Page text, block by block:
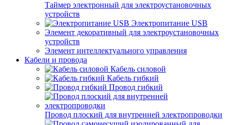
Таймер электронный для электроустановочных
устройств
Электропитание USB
Элемент декоративный для электроустановочных
устройств
Элемент интеллектуального управления
Кабели и провода
Кабель силовой
Кабель гибкий
Провод гибкий
Провод плоский для внутренней электропроводки